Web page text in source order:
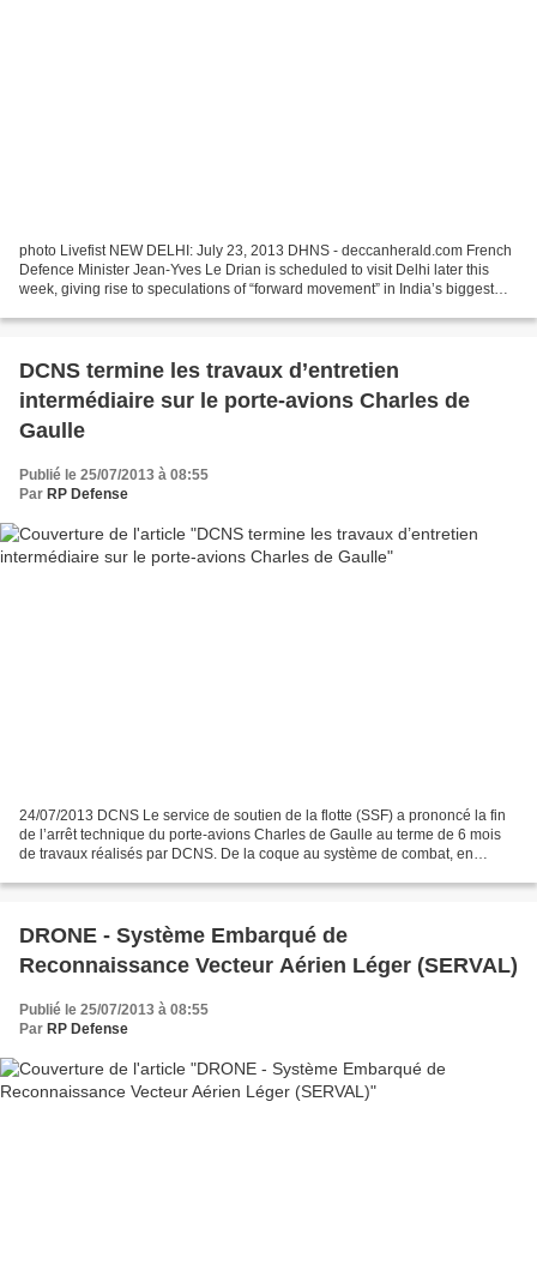
photo Livefist NEW DELHI: July 23, 2013 DHNS - deccanherald.com French
Defence Minister Jean-Yves Le Drian is scheduled to visit Delhi later this
week, giving rise to speculations of “forward movement” in India’s biggest
DCNS termine les travaux d’entretien
intermédiaire sur le porte-avions Charles de
Gaulle
Publié le 25/07/2013 à 08:55
Par RP Defense
24/07/2013 DCNS Le service de soutien de la flotte (SSF) a prononcé la fin
de l’arrêt technique du porte-avions Charles de Gaulle au terme de 6 mois
de travaux réalisés par DCNS. De la coque au système de combat, en
DRONE - Système Embarqué de
Reconnaissance Vecteur Aérien Léger (SERVAL)
Publié le 25/07/2013 à 08:55
Par RP Defense